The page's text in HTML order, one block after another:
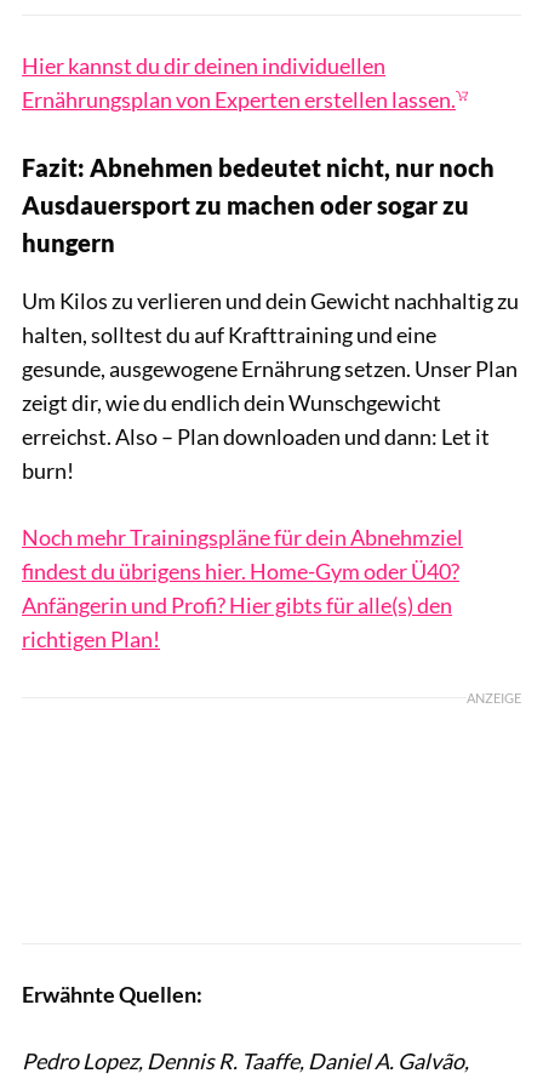
Hier kannst du dir deinen individuellen
Ernährungsplan von Experten erstellen lassen.
Fazit: Abnehmen bedeutet nicht, nur noch
Ausdauersport zu machen oder sogar zu
hungern
Um Kilos zu verlieren und dein Gewicht nachhaltig zu
halten, solltest du auf Krafttraining und eine
gesunde, ausgewogene Ernährung setzen. Unser Plan
zeigt dir, wie du endlich dein Wunschgewicht
erreichst. Also – Plan downloaden und dann: Let it
burn!
Noch mehr Trainingspläne für dein Abnehmziel
findest du übrigens hier. Home-Gym oder Ü40?
Anfängerin und Profi? Hier gibts für alle(s) den
richtigen Plan!
ANZEIGE
Erwähnte Quellen:
Pedro Lopez, Dennis R. Taaffe, Daniel A. Galvão,